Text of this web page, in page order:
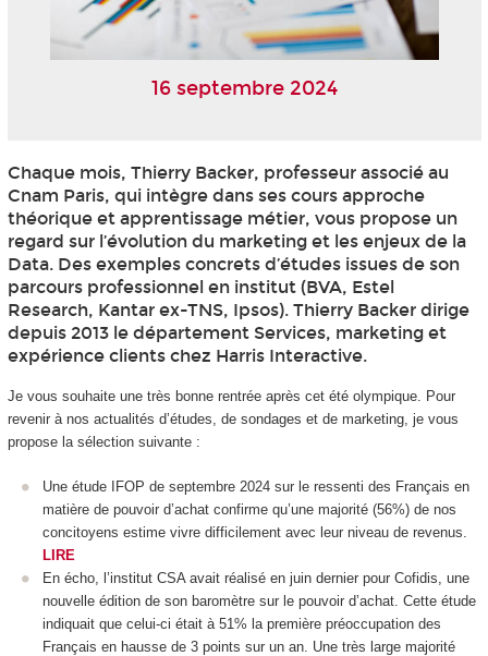
16 septembre 2024
Chaque mois, Thierry Backer, professeur associé au
Cnam Paris, qui intègre dans ses cours approche
théorique et apprentissage métier, vous propose un
regard sur l’évolution du marketing et les enjeux de la
Data. Des exemples concrets d’études issues de son
parcours professionnel en institut (BVA, Estel
Research, Kantar ex-TNS, Ipsos). Thierry Backer dirige
depuis 2013 le département Services, marketing et
expérience clients chez Harris Interactive.
Je vous souhaite une très bonne rentrée après cet été olympique. Pour
revenir à nos actualités d’études, de sondages et de marketing, je vous
propose la sélection suivante :
Une étude IFOP de septembre 2024 sur le ressenti des Français en
matière de pouvoir d’achat confirme qu’une majorité (56%) de nos
concitoyens estime vivre difficilement avec leur niveau de revenus.
LIRE
En écho, l’institut CSA avait réalisé en juin dernier pour Cofidis, une
nouvelle édition de son baromètre sur le pouvoir d’achat. Cette étude
indiquait que celui-ci était à 51% la première préoccupation des
Français en hausse de 3 points sur un an. Une très large majorité